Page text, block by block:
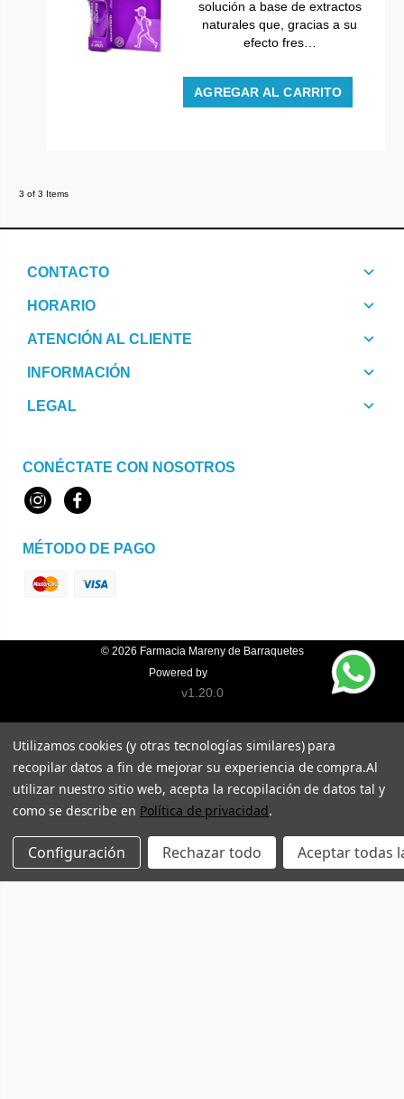
solución a base de extractos
naturales que, gracias a su
efecto fres…
AGREGAR AL CARRITO
3 of 3 Items
CONTACTO
HORARIO
ATENCIÓN AL CLIENTE
INFORMACIÓN
LEGAL
CONÉCTATE CON NOSOTROS
InstagramFacebook
MÉTODO DE PAGO
© 2026 Farmacia Mareny de Barraquetes
Powered by
v1.20.0
Utilizamos cookies (y otras tecnologías similares) para
recopilar datos a fin de mejorar su experiencia de compra.Al
utilizar nuestro sitio web, acepta la recopilación de datos tal y
como se describe en Política de privacidad.
Configuración Rechazar todo Aceptar todas